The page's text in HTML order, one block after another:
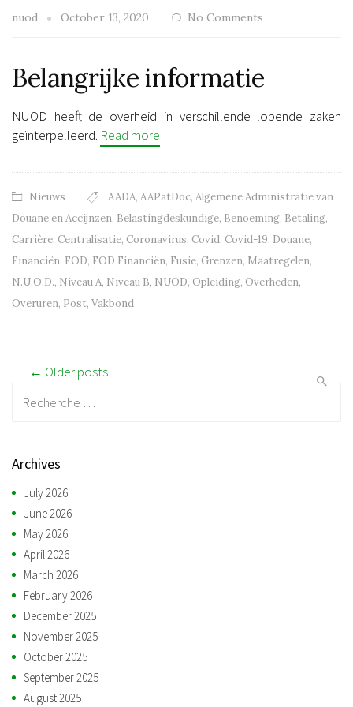
nuod October 13, 2020 No Comments
Belangrijke informatie
NUOD heeft de overheid in verschillende lopende zaken
geïnterpelleerd. Read more
Nieuws AADA, AAPatDoc, Algemene Administratie van
Douane en Accijnzen, Belastingdeskundige, Benoeming, Betaling,
Carrière, Centralisatie, Coronavirus, Covid, Covid-19, Douane,
Financiën, FOD, FOD Financiën, Fusie, Grenzen, Maatregelen,
N.U.O.D., Niveau A, Niveau B, NUOD, Opleiding, Overheden,
Overuren, Post, Vakbond
Post navigation
← Older posts
Archives
July 2026
June 2026
May 2026
April 2026
March 2026
February 2026
December 2025
November 2025
October 2025
September 2025
August 2025